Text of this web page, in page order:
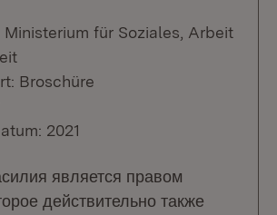
Ministerium für Soziales, Arbeit
Broschüre
2021
является правом
действительно также